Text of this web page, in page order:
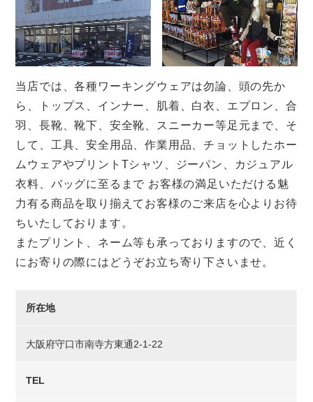
当店では、各種ワーキングウェアは勿論、頭の先か
ら、トップス、インナー、肌着、白衣、エプロン、合
羽、長靴、靴下、安全靴、スニーカー等足元まで、そ
して、工具、安全用品、作業用品、チョットしたホー
ムウェアやプリントTシャツ、ジーパン、カジュアル
衣料、バッグに至るまで お客様の満足いただける魅
力有る商品を取り揃えてお客様のご来店を心よりお待
ちいたしております。
またプリント、ネーム等も承っておりますので、近く
にお寄りの際にはどうぞお立ち寄り下さいませ。
所在地
大阪府守口市南寺方東通2-1-22
TEL